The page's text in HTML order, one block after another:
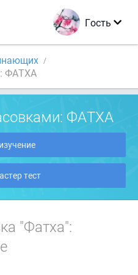
Гость
ФАТХА
ФАТХА
тест
"Фатха":